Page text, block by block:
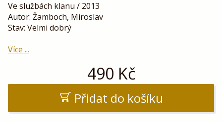
Ve službách klanu / 2013
Autor: Žamboch, Miroslav
Stav: Velmi dobrý
Více ...
490 Kč
Přidat do košíku